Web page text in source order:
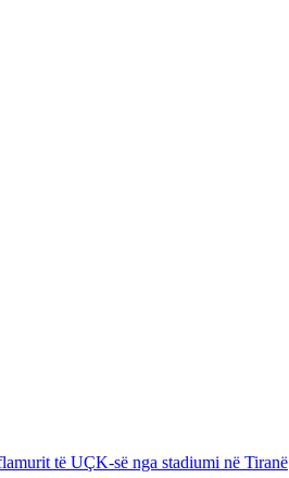
të UÇK-së nga stadiumi në Tiranë